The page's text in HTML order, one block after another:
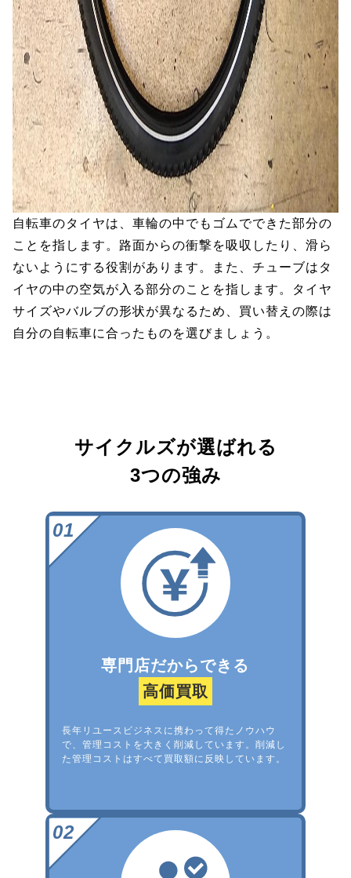
自転車のタイヤは、車輪の中でもゴムでできた部分の
ことを指します。路面からの衝撃を吸収したり、滑ら
ないようにする役割があります。また、チューブはタ
イヤの中の空気が入る部分のことを指します。タイヤ
サイズやバルブの形状が異なるため、買い替えの際は
自分の自転車に合ったものを選びましょう。
サイクルズが選ばれる
3つの強み
専門店だからできる
高価買取
長年リユースビジネスに携わって得たノウハウ
で、管理コストを大きく削減しています。削減し
た管理コストはすべて買取額に反映しています。